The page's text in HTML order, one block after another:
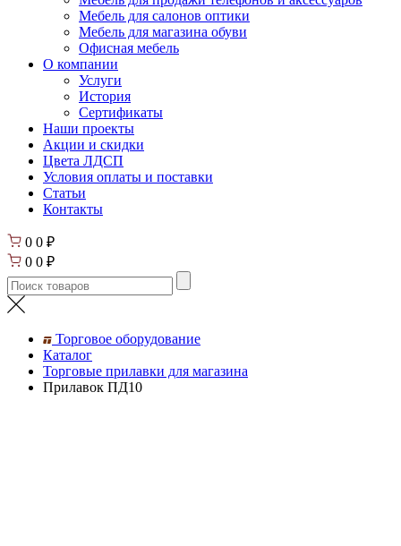
Мебель для салонов оптики
Мебель для магазина обуви
Офисная мебель
О компании
Услуги
История
Сертификаты
Наши проекты
Акции и скидки
Цвета ЛДСП
Условия оплаты и поставки
Статьи
Контакты
0 0 ₽
0 0 ₽
Торговое оборудование
Каталог
Торговые прилавки для магазина
Прилавок ПД10